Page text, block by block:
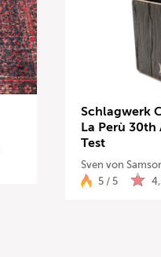
Schlagwerk
La Perù 30th
Test
Sven von
5 / 5